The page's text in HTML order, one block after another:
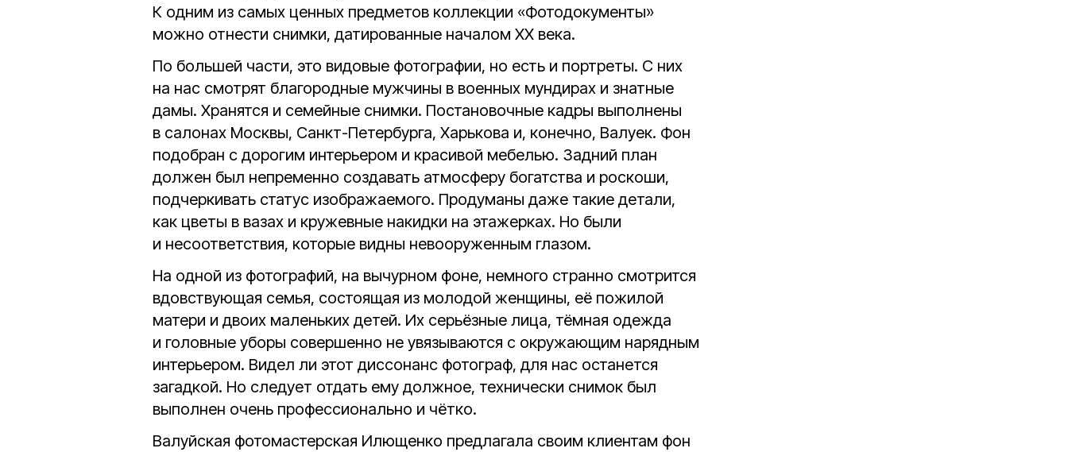
К одним из самых ценных предметов коллекции «Фотодокументы»
можно отнести снимки, датированные началом ХХ века.
По большей части, это видовые фотографии, но есть и портреты. С них
на нас смотрят благородные мужчины в военных мундирах и знатные
дамы. Хранятся и семейные снимки. Постановочные кадры выполнены
в салонах Москвы, Санкт-Петербурга, Харькова и, конечно, Валуек. Фон
подобран с дорогим интерьером и красивой мебелью. Задний план
должен был непременно создавать атмосферу богатства и роскоши,
подчеркивать статус изображаемого. Продуманы даже такие детали,
как цветы в вазах и кружевные накидки на этажерках. Но были
и несоответствия, которые видны невооруженным глазом.
На одной из фотографий, на вычурном фоне, немного странно смотрится
вдовствующая семья, состоящая из молодой женщины, её пожилой
матери и двоих маленьких детей. Их серьёзные лица, тёмная одежда
и головные уборы совершенно не увязываются с окружающим нарядным
интерьером. Видел ли этот диссонанс фотограф, для нас останется
загадкой. Но следует отдать ему должное, технически снимок был
выполнен очень профессионально и чётко.
Валуйская фотомастерская Илющенко предлагала своим клиентам фон